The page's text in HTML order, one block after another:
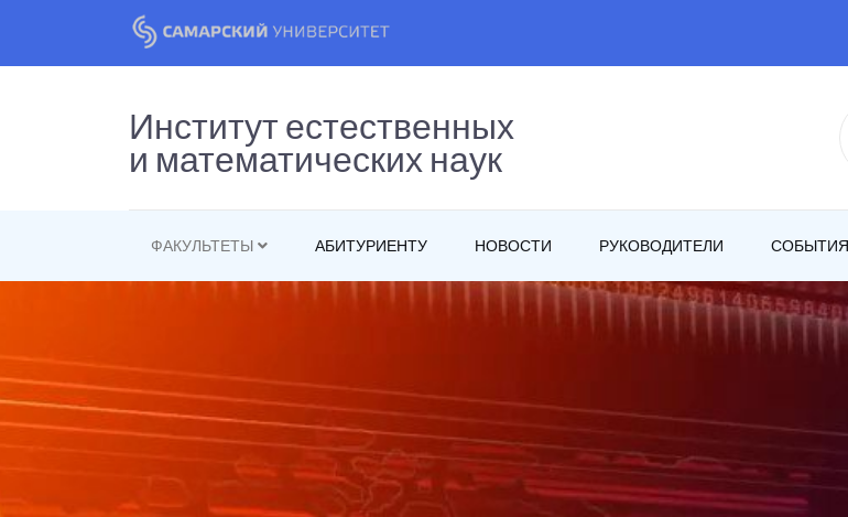
Институт естественных
и математических наук
ФАКУЛЬТЕТЫ АБИТУРИЕНТУ НОВОСТИ РУКОВОДИТЕЛИ